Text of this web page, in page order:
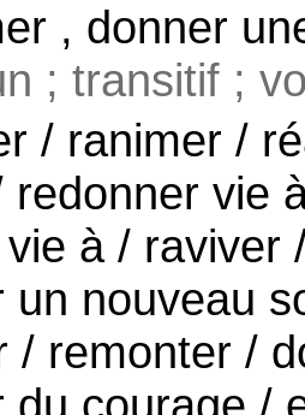
, donner
; transitif ;
/ ranimer /
redonner vie
à / raviver
un nouveau
/ remonter /